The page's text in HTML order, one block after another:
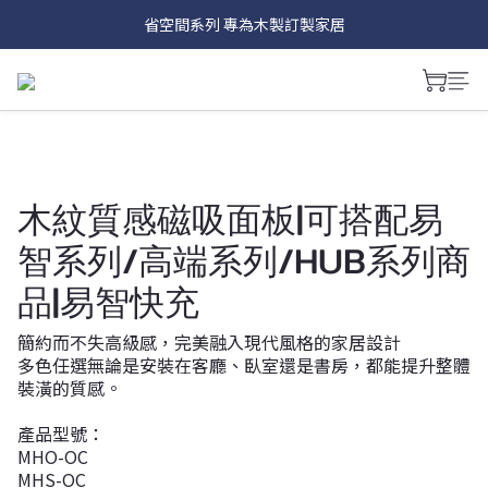
Hub系列 讓插座面板具有多種娛樂功能~
省空間系列 專為木製訂製家居
木紋質感磁吸面板|可搭配易
智系列/高端系列/HUB系列商
品|易智快充
簡約而不失高級感，完美融入現代風格的家居設計
多色任選無論是安裝在客廳、臥室還是書房，都能提升整體
裝潢的質感。
產品型號：
MHO-OC
MHS-OC